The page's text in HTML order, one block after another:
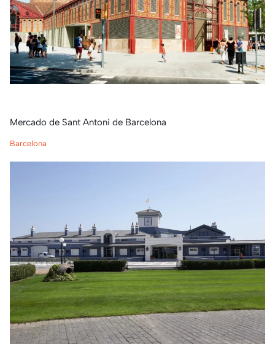
Mercado de Sant Antoni de Barcelona
Barcelona